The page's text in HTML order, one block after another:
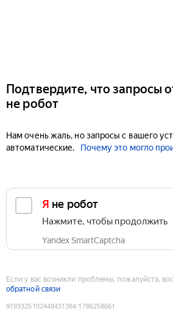
Подтвердите, что запросы
не робот
Нам очень жаль, но запросы с вашего
автоматические.
Почему это могло
Я не робот
Нажмите, чтобы продолжить
Yandex SmartCaptcha
Если у вас возникли проблемы, пожалуйста,
обратной связи
9193325102448431384:1786258661